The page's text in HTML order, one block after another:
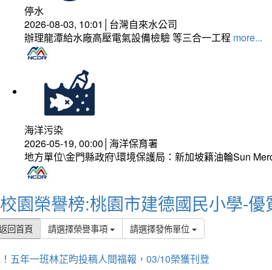
停水
2026-08-03, 10:01│台灣自來水公司
辦理龍潭給水廠高壓電氣設備檢驗 等三合一工程 more...
海洋污染
2026-05-19, 00:00│海洋保育署
地方單位\金門縣政府\環境保護局：新加坡籍油輪Sun
校園榮譽榜:桃園市建德國民小學-優
回首頁 請選擇榮譽事項 請選擇發佈單位
五年一班林芷昀投稿人間福報，03/10榮獲刊登